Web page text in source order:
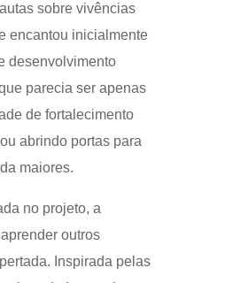
sobre vivências
encantou inicialmente
desenvolvimento
parecia ser apenas
de fortalecimento
abrindo portas para
maiores.
no projeto, a
outros
Inspirada pelas